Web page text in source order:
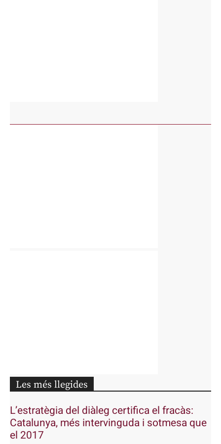
Les més llegides
L’estratègia del diàleg certifica el fracàs:
Catalunya, més intervinguda i sotmesa que
el 2017